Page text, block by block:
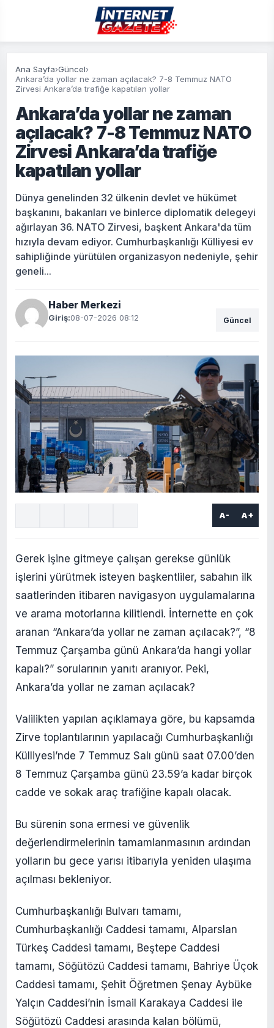
Ana Sayfa›Güncel›
Ankara’da yollar ne zaman açılacak? 7-8 Temmuz NATO
Zirvesi Ankara’da trafiğe kapatılan yollar
Ankara’da yollar ne zaman
açılacak? 7-8 Temmuz NATO
Zirvesi Ankara’da trafiğe
kapatılan yollar
Dünya genelinden 32 ülkenin devlet ve hükümet
başkanını, bakanları ve binlerce diplomatik delegeyi
ağırlayan 36. NATO Zirvesi, başkent Ankara'da tüm
hızıyla devam ediyor. Cumhurbaşkanlığı Külliyesi ev
sahipliğinde yürütülen organizasyon nedeniyle, şehir
geneli...
Haber Merkezi
Giriş:08-07-2026 08:12 Güncel
A- A+
Gerek işine gitmeye çalışan gerekse günlük
işlerini yürütmek isteyen başkentliler, sabahın ilk
saatlerinden itibaren navigasyon uygulamalarına
ve arama motorlarına kilitlendi. İnternette en çok
aranan “Ankara’da yollar ne zaman açılacak?”, “8
Temmuz Çarşamba günü Ankara’da hangi yollar
kapalı?” sorularının yanıtı aranıyor. Peki,
Ankara’da yollar ne zaman açılacak?
Valilikten yapılan açıklamaya göre, bu kapsamda
Zirve toplantılarının yapılacağı Cumhurbaşkanlığı
Külliyesi’nde 7 Temmuz Salı günü saat 07.00’den
8 Temmuz Çarşamba günü 23.59’a kadar birçok
cadde ve sokak araç trafiğine kapalı olacak.
Bu sürenin sona ermesi ve güvenlik
değerlendirmelerinin tamamlanmasının ardından
yolların bu gece yarısı itibarıyla yeniden ulaşıma
açılması bekleniyor.
Cumhurbaşkanlığı Bulvarı tamamı,
Cumhurbaşkanlığı Caddesi tamamı, Alparslan
Türkeş Caddesi tamamı, Beştepe Caddesi
tamamı, Söğütözü Caddesi tamamı, Bahriye Üçok
Caddesi tamamı, Şehit Öğretmen Şenay Aybüke
Yalçın Caddesi’nin İsmail Karakaya Caddesi ile
Söğütözü Caddesi arasında kalan bölümü,